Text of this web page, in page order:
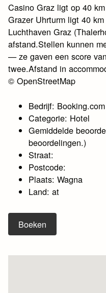
Casino Graz ligt op 40
Grazer Uhrturm ligt 40
Luchthaven Graz
afstand.Stellen kunnen
— ze gaven een score
twee.Afstand in
© OpenStreetMap
Bedrijf: Booking.com
Categorie: Hotel
Gemiddelde
beoordelingen.)
Straat:
Postcode:
Plaats: Wagna
Land: at
Boeken